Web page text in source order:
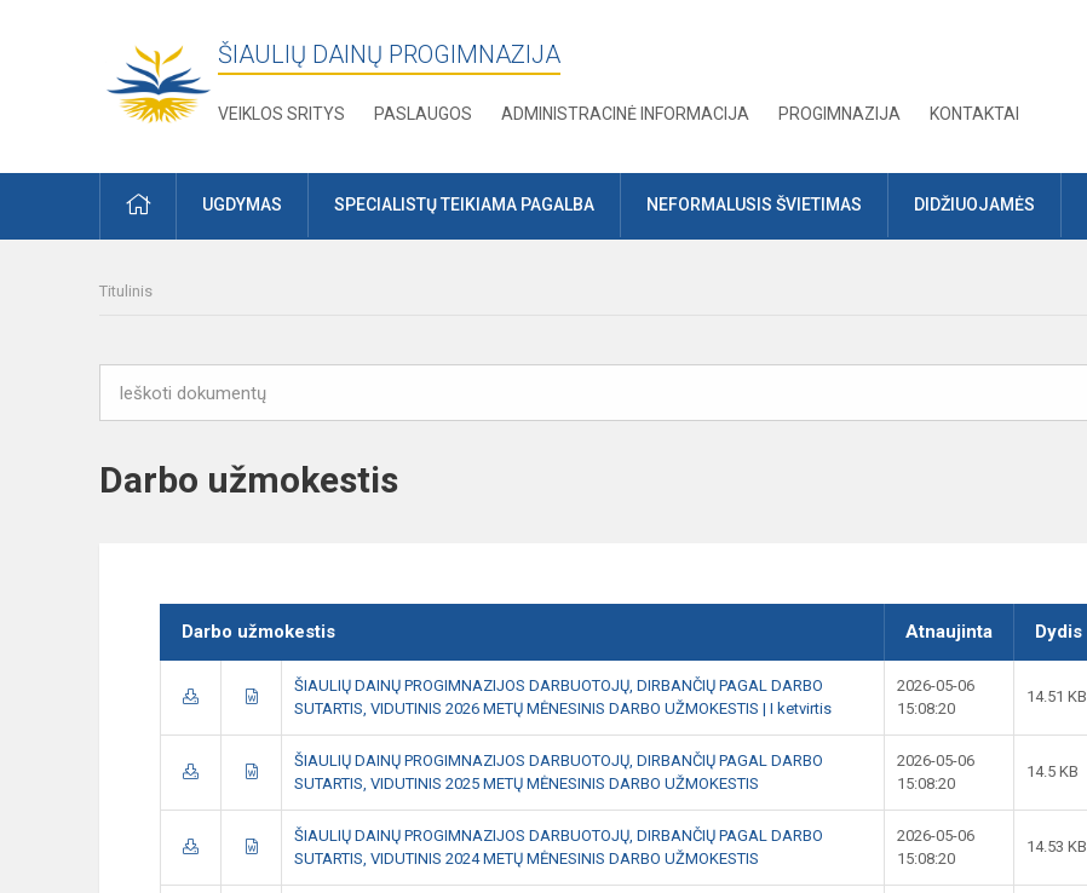
ŠIAULIŲ DAINŲ PROGIMNAZIJA
VEIKLOS SRITYS PASLAUGOS ADMINISTRACINĖ INFORMACIJA PROGIMNAZIJA KONTAKTAI
PRADŽIAUGDYMAS SPECIALISTŲ TEIKIAMA PAGALBA NEFORMALUSIS ŠVIETIMAS DIDŽIUOJAMĖS
Titulinis
Darbo užmokestis
Darbo užmokestis Atnaujinta Dydis
ŠIAULIŲ DAINŲ PROGIMNAZIJOS DARBUOTOJŲ, DIRBANČIŲ PAGAL DARBO
SUTARTIS, VIDUTINIS 2026 METŲ MĖNESINIS DARBO UŽMOKESTIS | I ketvirtis
2026-05-06
15:08:20
14.51 KB
ŠIAULIŲ DAINŲ PROGIMNAZIJOS DARBUOTOJŲ, DIRBANČIŲ PAGAL DARBO
SUTARTIS, VIDUTINIS 2025 METŲ MĖNESINIS DARBO UŽMOKESTIS
2026-05-06
15:08:20
14.5 KB
ŠIAULIŲ DAINŲ PROGIMNAZIJOS DARBUOTOJŲ, DIRBANČIŲ PAGAL DARBO
SUTARTIS, VIDUTINIS 2024 METŲ MĖNESINIS DARBO UŽMOKESTIS
2026-05-06
15:08:20
14.53 KB